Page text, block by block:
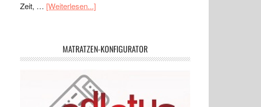
Zeit, … [Weiterlesen...]
MATRATZEN-KONFIGURATOR